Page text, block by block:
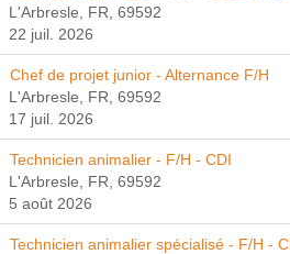
L'Arbresle, FR, 69592
22 juil. 2026
Chef de projet junior - Alternance F/H
L'Arbresle, FR, 69592
17 juil. 2026
Technicien animalier - F/H - CDI
L'Arbresle, FR, 69592
5 août 2026
Technicien animalier spécialisé - F/H -